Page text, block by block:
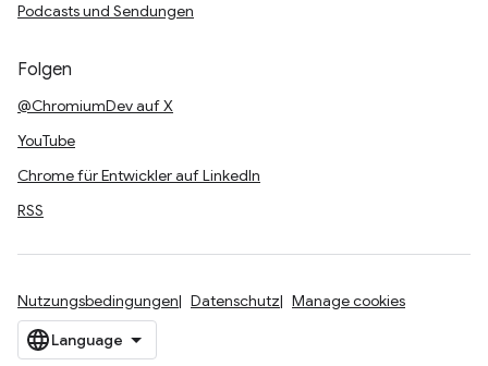
Podcasts und Sendungen
Folgen
@ChromiumDev auf X
YouTube
Chrome für Entwickler auf LinkedIn
RSS
Nutzungsbedingungen Datenschutz Manage cookies